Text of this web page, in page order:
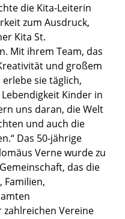
die Kita-Leiterin
zum Ausdruck,
Kita St.
Mit ihrem Team, das
und großem
sie täglich,
Kinder in
uns daran, die Welt
und auch die
Das 50-jährige
Verne wurde zu
das die
Familien,
Vereine